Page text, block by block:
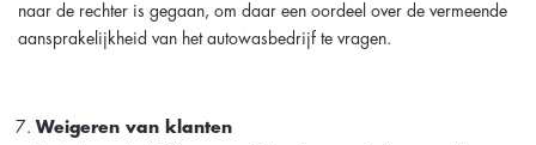
naar de rechter is gegaan, om daar een oordeel over de vermeende
aansprakelijkheid van het autowasbedrijf te vragen.
Weigeren van klanten